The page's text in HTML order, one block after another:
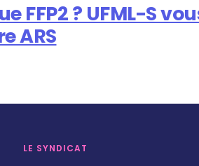
FFP2 ? UFML-S
ARS
LE SYNDICAT